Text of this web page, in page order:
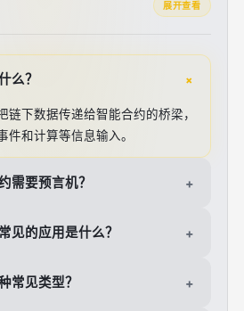
展开查看
么？ +
链下数据传递给智能合约的桥梁，
件和计算等信息输入。
需要预言机？ +
见的应用是什么？ +
常见类型？ +